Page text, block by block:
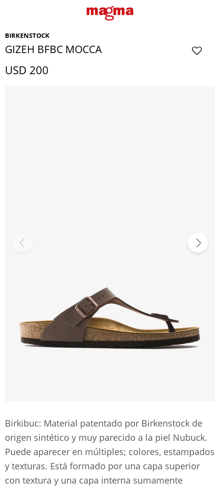
BIRKENSTOCK
GIZEH BFBC MOCCA
USD 200
Birkibuc: Material patentado por Birkenstock de
origen sintético y muy parecido a la piel Nubuck.
Puede aparecer en múltiples; colores, estampados
y texturas. Está formado por una capa superior
con textura y una capa interna sumamente